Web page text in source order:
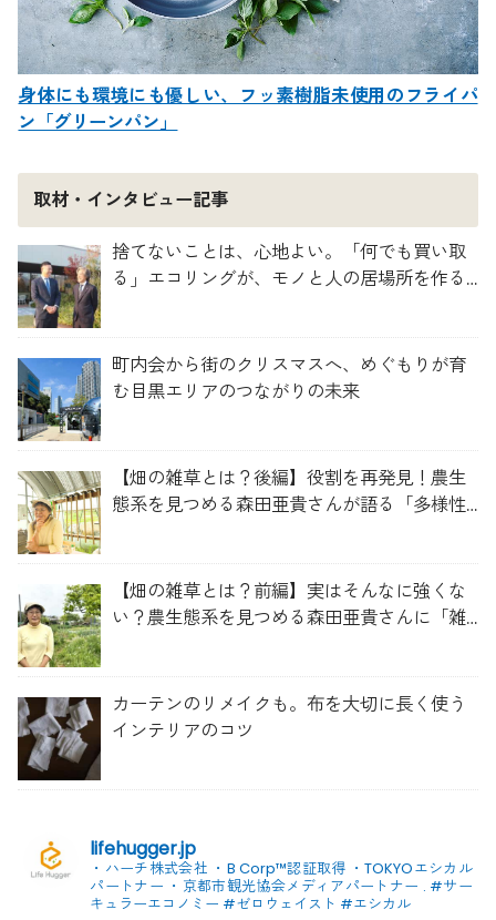
身体にも環境にも優しい、フッ素樹脂未使用のフライパ
ン「グリーンパン」
取材・インタビュー記事
捨てないことは、心地よい。「何でも買い取
る」エコリングが、モノと人の居場所を作る
町内会から街のクリスマスへ、めぐもりが育
む目黒エリアのつながりの未来
【畑の雑草とは？後編】役割を再発見！農生
態系を見つめる森田亜貴さんが語る「多様性
【畑の雑草とは？前編】実はそんなに強くな
い？農生態系を見つめる森田亜貴さんに「雑
カーテンのリメイクも。布を大切に長く使う
インテリアのコツ
lifehugger.jp
・ハーチ株式会社 ・B Corp™認証取得 ・TOKYOエシカル
パートナー ・京都市観光協会メディアパートナー . #サー
キュラーエコノミー #ゼロウェイスト #エシカル